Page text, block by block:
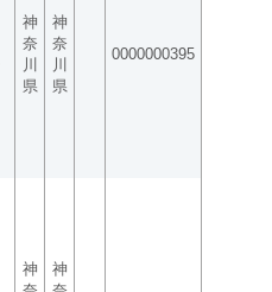
神
奈
川
県
神
奈
川
県
0000000395
神
神